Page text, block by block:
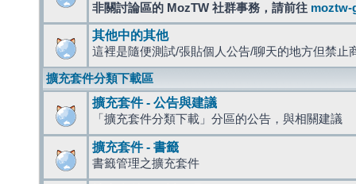
非關討論區的 MozTW 社群事務，請前往 moztw-
其他中的其他
這裡是隨便測試/張貼個人公告/聊天的地方但禁止
擴充套件分類下載區
擴充套件 - 公告與建議
「擴充套件分類下載」分區的公告，與相關建議
擴充套件 - 書籤
書籤管理之擴充套件